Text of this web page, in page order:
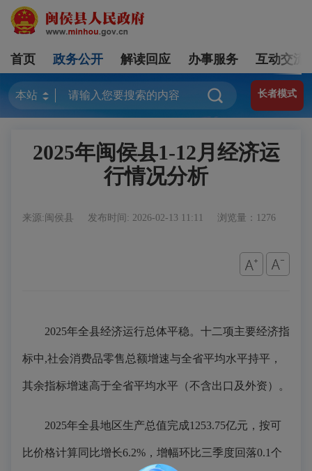
首页 政务公开 解读回应 办事服务 互动交流
长者模式
2025年闽侯县1-12月经济运
行情况分析
来源:闽侯县 发布时间: 2026-02-13 11:11 浏览量：1276
2025年全县经济运行总体平稳。十二项主要经济指
标中,社会消费品零售总额增速与全省平均水平持平，
其余指标增速高于全省平均水平（不含出口及外资）。
2025年全县地区生产总值完成1253.75亿元，按可
比价格计算同比增长6.2%，增幅环比三季度回落0.1个